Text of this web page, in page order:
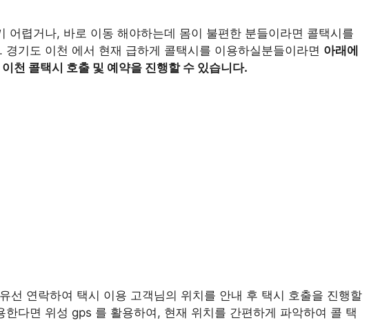
어렵거나, 바로 이동 해야하는데 몸이 불편한 분들이라면 콜택시를
기도 이천 에서 현재 급하게 콜택시를 이용하실분들이라면 아래에
천 콜택시 호출 및 예약을 진행할 수 있습니다.
선 연락하여 택시 이용 고객님의 위치를 안내 후 택시 호출을 진행할
다면 위성 gps 를 활용하여, 현재 위치를 간편하게 파악하여 콜 택